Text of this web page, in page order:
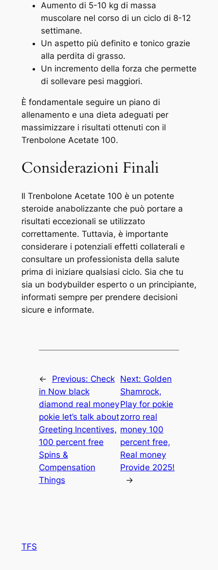
Aumento di 5-10 kg di massa
muscolare nel corso di un ciclo di 8-12
settimane.
Un aspetto più definito e tonico grazie
alla perdita di grasso.
Un incremento della forza che permette
di sollevare pesi maggiori.
È fondamentale seguire un piano di
allenamento e una dieta adeguati per
massimizzare i risultati ottenuti con il
Trenbolone Acetate 100.
Considerazioni Finali
Il Trenbolone Acetate 100 è un potente
steroide anabolizzante che può portare a
risultati eccezionali se utilizzato
correttamente. Tuttavia, è importante
considerare i potenziali effetti collaterali e
consultare un professionista della salute
prima di iniziare qualsiasi ciclo. Sia che tu
sia un bodybuilder esperto o un principiante,
informati sempre per prendere decisioni
sicure e informate.
← Previous: Check
in Now black
diamond real money
pokie let’s talk about
Greeting Incentives,
100 percent free
Spins &
Compensation
Things
Next: Golden
Shamrock,
Play for pokie
zorro real
money 100
percent free,
Real money
Provide 2025!
→
TFS